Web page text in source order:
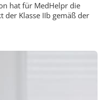
hat für MedHelpr die
Klasse IIb gemäß der